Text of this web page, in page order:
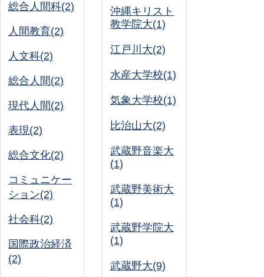
総合人間科(2)
人間教育(2)
人文科(2)
総合人間(2)
現代人間(2)
表現(2)
総合文化(2)
コミュニケー
ション(2)
社会科(2)
国際政治経済
(2)
沖縄キリスト
教学院大(1)
江戸川大(2)
水産大学校(1)
気象大学校(1)
比治山大(2)
武蔵野音楽大
(1)
武蔵野美術大
(1)
武蔵野学院大
(1)
武蔵野大(9)